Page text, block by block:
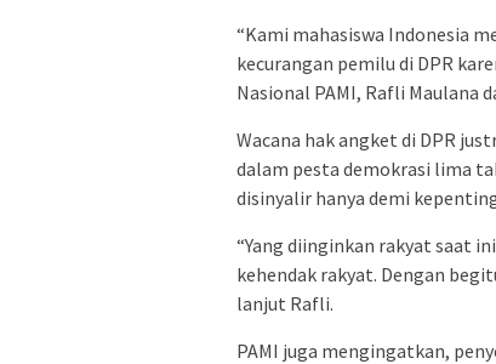
“Kami mahasiswa Indonesia
kecurangan pemilu di DPR
Nasional PAMI, Rafli Maulana
Wacana hak angket di DPR
dalam pesta demokrasi lima
disinyalir hanya demi
“Yang diinginkan rakyat saat
kehendak rakyat. Dengan
lanjut Rafli.
PAMI juga mengingatkan,